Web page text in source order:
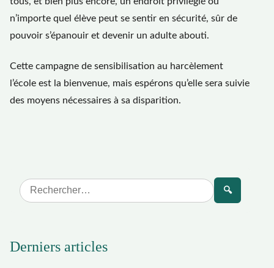
n’importe quel élève peut se sentir en sécurité, sûr de
pouvoir s’épanouir et devenir un adulte abouti.
Cette campagne de sensibilisation au harcèlement
l’école est la bienvenue, mais espérons qu’elle sera suivie
des moyens nécessaires à sa disparition.
🔍
Derniers articles